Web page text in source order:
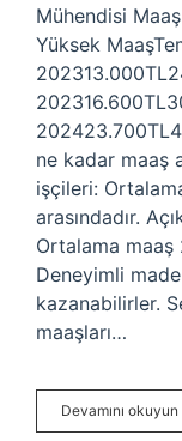
Mühendisi
Yüksek
ne kadar maaş
işçileri:
arasındadır.
Ortalama maaş
Deneyimli
kazanabilirler.
maaşları…
Devamını okuyun